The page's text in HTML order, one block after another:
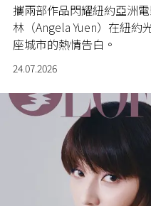
攜兩部作品閃耀紐約亞洲
林（Angela Yuen）在紐約
座城市的熱情告白。
24.07.2026